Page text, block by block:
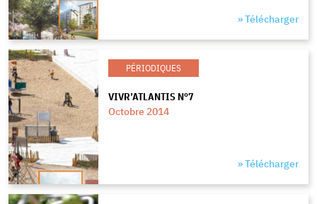
» Télécharger
PÉRIODIQUES
VIVR’ATLANTIS N°7
Octobre 2014
» Télécharger